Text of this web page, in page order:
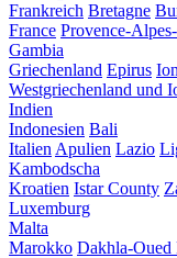
Frankreich Bretagne
France Provence-
Gambia
Griechenland Epirus
Westgriechenland und
Indien
Indonesien Bali
Italien Apulien Lazio
Kambodscha
Kroatien Istar County
Luxemburg
Malta
Marokko Dakhla-Oued